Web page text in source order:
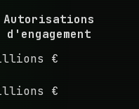
Autorisations
d'engagement
€
€